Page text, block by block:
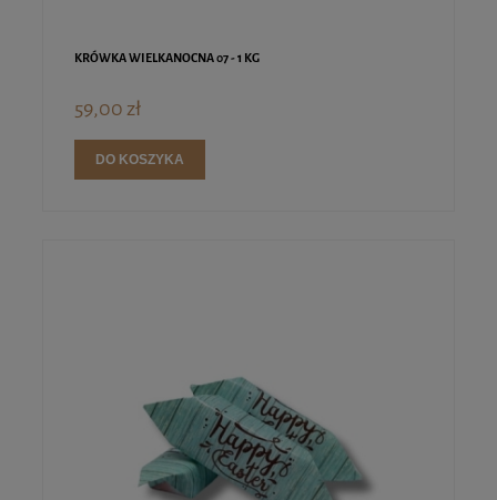
KRÓWKA WIELKANOCNA 07 - 1 KG
59,00 zł
DO KOSZYKA